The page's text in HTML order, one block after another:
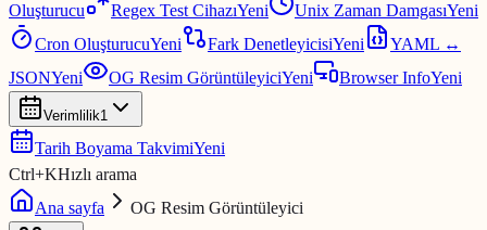
Oluşturucu
Regex Test CihazıYeni Unix Zaman DamgasıYeni
Cron OluşturucuYeni Fark DenetleyicisiYeni
YAML ↔
JSONYeni OG Resim GörüntüleyiciYeni Browser InfoYeni
Verimlilik1
Tarih Boyama TakvimiYeni
Ctrl+KHızlı arama
Ana sayfa
OG Resim Görüntüleyici